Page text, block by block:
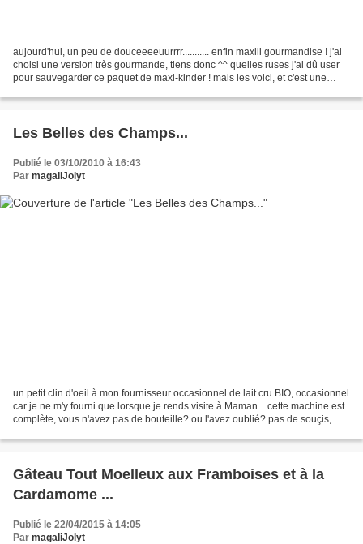
aujourd'hui, un peu de douceeeeuurrrr........... enfin maxiii gourmandise ! j'ai
choisi une version très gourmande, tiens donc ^^ quelles ruses j'ai dû user
pour sauvegarder ce paquet de maxi-kinder ! mais les voici, et c'est une
Les Belles des Champs...
Publié le 03/10/2010 à 16:43
Par magaliJolyt
un petit clin d'oeil à mon fournisseur occasionnel de lait cru BIO, occasionnel
car je ne m'y fourni que lorsque je rends visite à Maman... cette machine est
complète, vous n'avez pas de bouteille? ou l'avez oublié? pas de souçis,
Gâteau Tout Moelleux aux Framboises et à la
Cardamome ...
Publié le 22/04/2015 à 14:05
Par magaliJolyt